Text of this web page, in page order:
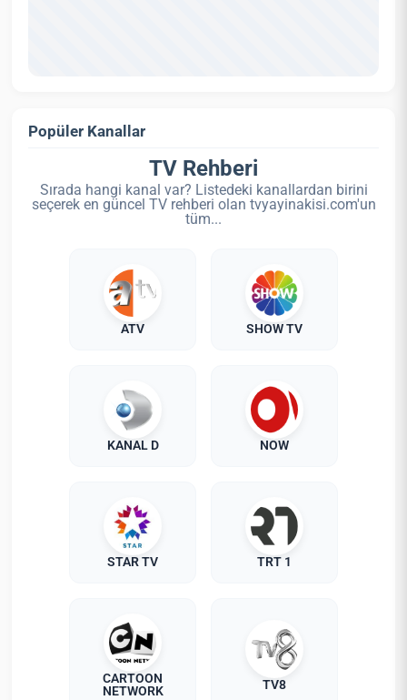
Popüler Kanallar
TV Rehberi
Sırada hangi kanal var? Listedeki kanallardan birini
seçerek en güncel TV rehberi olan tvyayinakisi.com'un
tüm...
ATV SHOW TV
KANAL D NOW
STAR TV TRT 1
CARTOON
NETWORK
TV8